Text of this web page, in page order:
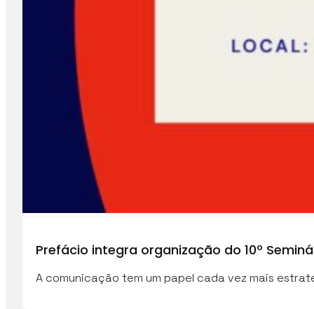
Prefácio integra organização do 10º
A comunicação tem um papel cada vez mais